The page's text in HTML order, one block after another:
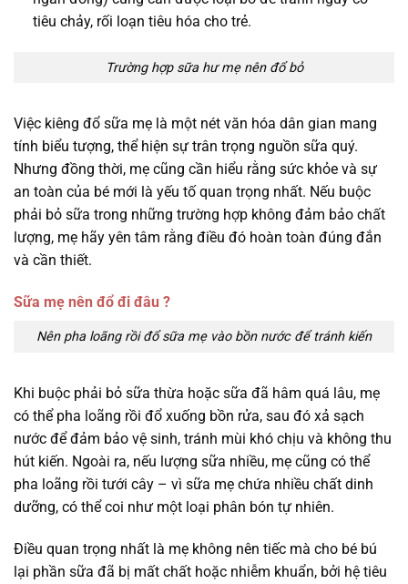
tiêu chảy, rối loạn tiêu hóa cho trẻ.
Trường hợp sữa hư mẹ nên đổ bỏ
Việc kiêng đổ sữa mẹ là một nét văn hóa dân gian mang
tính biểu tượng, thể hiện sự trân trọng nguồn sữa quý.
Nhưng đồng thời, mẹ cũng cần hiểu rằng sức khỏe và sự
an toàn của bé mới là yếu tố quan trọng nhất. Nếu buộc
phải bỏ sữa trong những trường hợp không đảm bảo chất
lượng, mẹ hãy yên tâm rằng điều đó hoàn toàn đúng đắn
và cần thiết.
Sữa mẹ nên đổ đi đâu ?
Nên pha loãng rồi đổ sữa mẹ vào bồn nước để tránh kiến
Khi buộc phải bỏ sữa thừa hoặc sữa đã hâm quá lâu, mẹ
có thể pha loãng rồi đổ xuống bồn rửa, sau đó xả sạch
nước để đảm bảo vệ sinh, tránh mùi khó chịu và không thu
hút kiến. Ngoài ra, nếu lượng sữa nhiều, mẹ cũng có thể
pha loãng rồi tưới cây – vì sữa mẹ chứa nhiều chất dinh
dưỡng, có thể coi như một loại phân bón tự nhiên.
Điều quan trọng nhất là mẹ không nên tiếc mà cho bé bú
lại phần sữa đã bị mất chất hoặc nhiễm khuẩn, bởi hệ tiêu